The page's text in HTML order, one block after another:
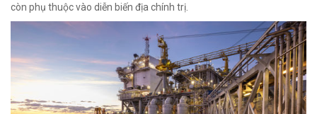
còn phụ thuộc vào diễn biến địa chính trị.